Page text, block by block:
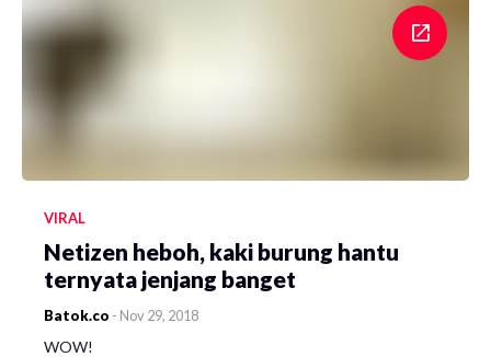
VIRAL
Netizen heboh, kaki burung hantu
ternyata jenjang banget
Batok.co - Nov 29, 2018
WOW!